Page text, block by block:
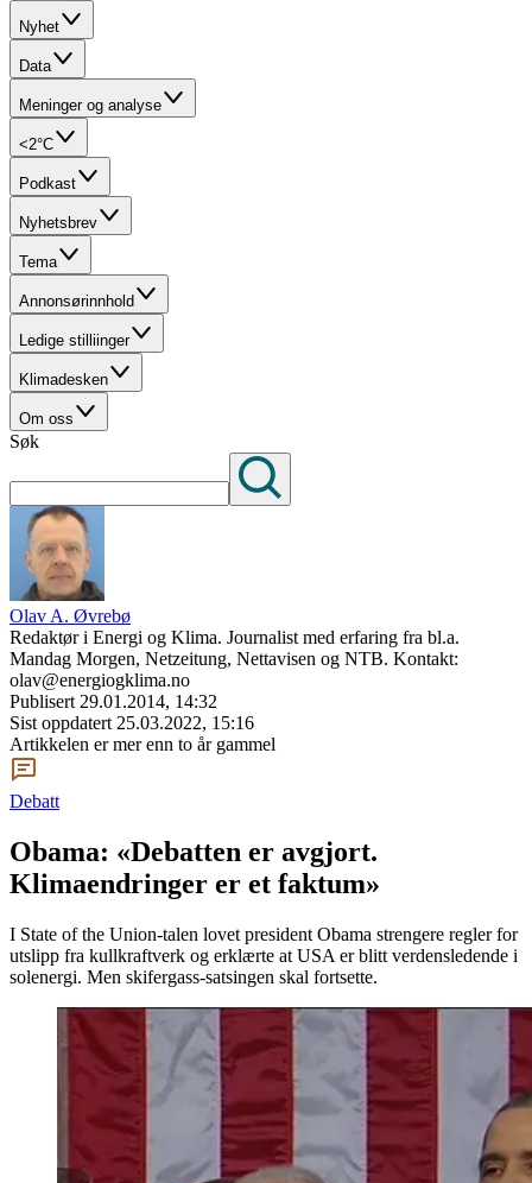
Nyhet
Data
Meninger og analyse
<2°C
Podkast
Nyhetsbrev
Tema
Annonsørinnhold
Ledige stilliinger
Klimadesken
Om oss
Søk
Olav A. Øvrebø
Redaktør i Energi og Klima. Journalist med erfaring fra bl.a.
Mandag Morgen, Netzeitung, Nettavisen og NTB. Kontakt:
olav@energiogklima.no
Publisert 29.01.2014, 14:32
Sist oppdatert 25.03.2022, 15:16
Artikkelen er mer enn to år gammel
Debatt
Obama: «Debatten er avgjort.
Klimaendringer er et faktum»
I State of the Union-talen lovet president Obama strengere regler for
utslipp fra kullkraftverk og erklærte at USA er blitt verdensledende i
solenergi. Men skifergass-satsingen skal fortsette.